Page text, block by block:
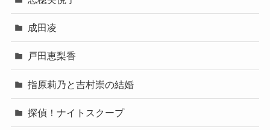
成田凌
戸田恵梨香
指原莉乃と吉村崇の結婚
探偵！ナイトスクープ